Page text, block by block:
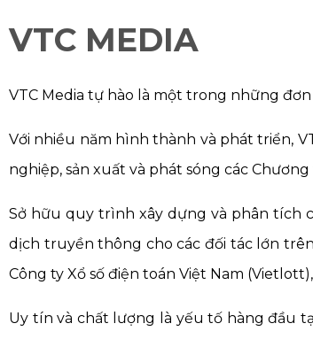
VTC MEDIA
VTC Media tự hào là một trong những
Với nhiều năm hình thành và phát triển,
nghiệp, sản xuất và phát sóng các
Sở hữu quy trình xây dựng và phân tích
dịch truyền thông cho các đối tác lớn
Công ty Xổ số điện toán Việt Nam
Uy tín và chất lượng là yếu tố hàng đầu